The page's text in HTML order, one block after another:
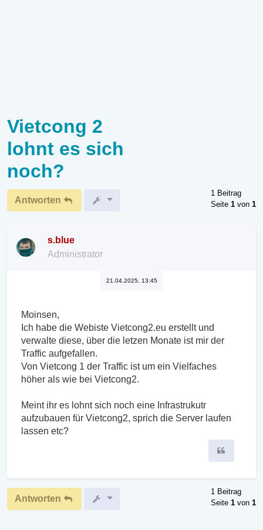
Vietcong 2
lohnt es sich
noch?
Antworten
1 Beitrag
Seite1 von1
s.blue
Administrator
21.04.2025, 13:45
Moinsen,
Ich habe die Webiste Vietcong2.eu erstellt und
verwalte diese, über die letzen Monate ist mir der
Traffic aufgefallen.
Von Vietcong 1 der Traffic ist um ein Vielfaches
höher als wie bei Vietcong2.
Meint ihr es lohnt sich noch eine Infrastrukutr
aufzubauen für Vietcong2, sprich die Server laufen
lassen etc?
Antworten
1 Beitrag
Seite 1 von 1